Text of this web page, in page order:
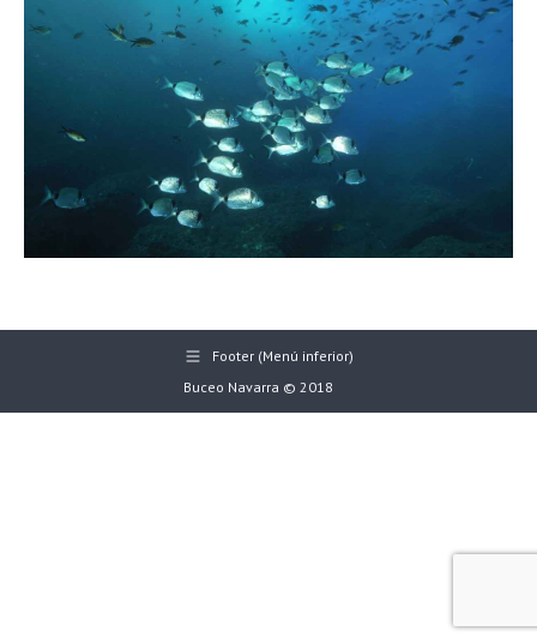
Footer (Menú inferior)
Buceo Navarra © 2018